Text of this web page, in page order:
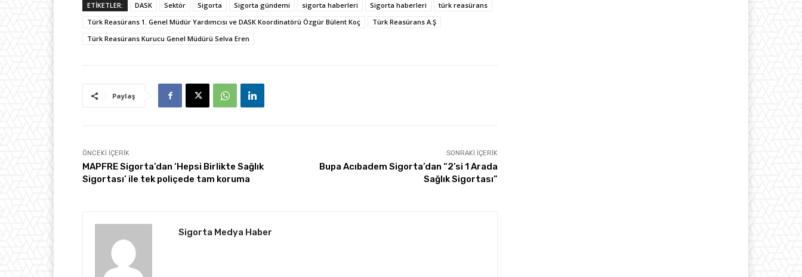
ETİKETLER: DASK Sektör Sigorta Sigorta gündemi sigorta haberleri Sigorta haberleri
türk reasürans
Türk Reasürans 1. Genel Müdür Yardımcısı ve DASK Koordinatörü Özgür Bülent Koç
Türk Reasürans A.Ş
Türk Reasürans Kurucu Genel Müdürü Selva Eren
Paylaş
ÖNCEKI İÇERIK
MAPFRE Sigorta’dan ‘Hepsi Birlikte Sağlık
Sigortası’ ile tek poliçede tam koruma
SONRAKI İÇERIK
Bupa Acıbadem Sigorta’dan “2’si 1 Arada
Sağlık Sigortası”
Sigorta Medya Haber